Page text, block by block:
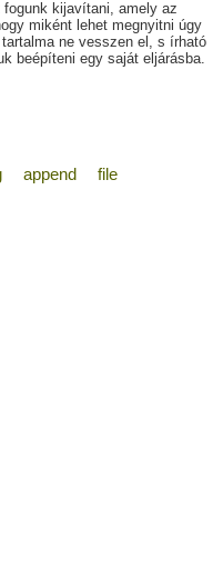
fogunk kijavítani, amely az
miként lehet megnyitni úgy
ne vesszen el, s írható
beépíteni egy saját eljárásba.
append
file